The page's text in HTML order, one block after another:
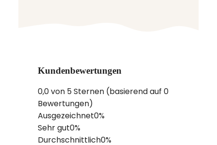
Kundenbewertungen
0,0 von 5 Sternen (basierend auf 0
Bewertungen)
Ausgezeichnet0%
Sehr gut0%
Durchschnittlich0%